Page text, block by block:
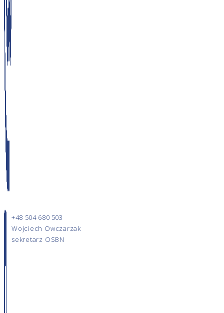
+48 504 680 503
Wojciech Owczarzak
sekretarz OSBN